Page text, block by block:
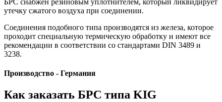
утечку сжатого воздуха при соединении.
Соединения подобного типа производятся из железа, которое
проходит специальную термическую обработку и имеют все
рекомендации в соответствии со стандартами DIN 3489 и
3238.
Производство - Германия
Как заказать БРС типа KIG